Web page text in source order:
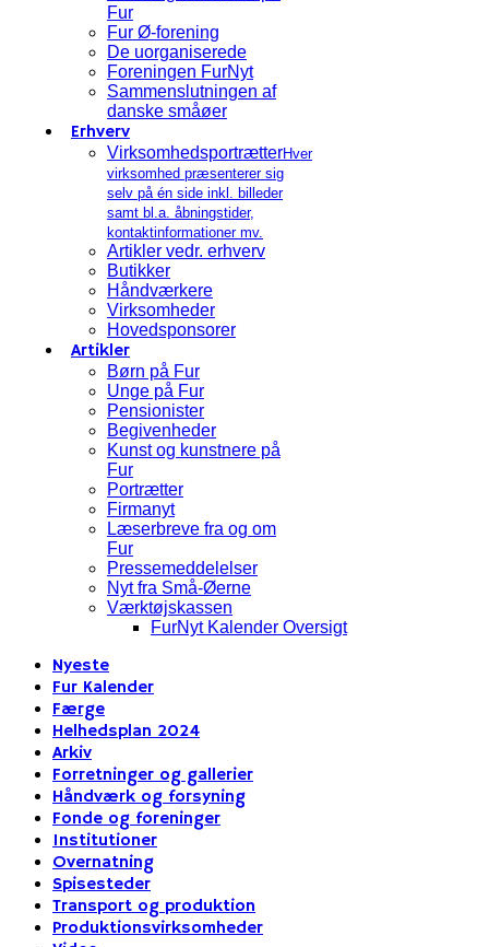
Fur
Fur Ø-forening
De uorganiserede
Foreningen FurNyt
Sammenslutningen af
danske småøer
Erhverv
VirksomhedsportrætterHver
virksomhed præsenterer sig
selv på én side inkl. billeder
samt bl.a. åbningstider,
kontaktinformationer mv.
Artikler vedr. erhverv
Butikker
Håndværkere
Virksomheder
Hovedsponsorer
Artikler
Børn på Fur
Unge på Fur
Pensionister
Begivenheder
Kunst og kunstnere på
Fur
Portrætter
Firmanyt
Læserbreve fra og om
Fur
Pressemeddelelser
Nyt fra Små-Øerne
Værktøjskassen
FurNyt Kalender Oversigt
Nyeste
Fur Kalender
Færge
Helhedsplan 2024
Arkiv
Forretninger og gallerier
Håndværk og forsyning
Fonde og foreninger
Institutioner
Overnatning
Spisesteder
Transport og produktion
Produktionsvirksomheder